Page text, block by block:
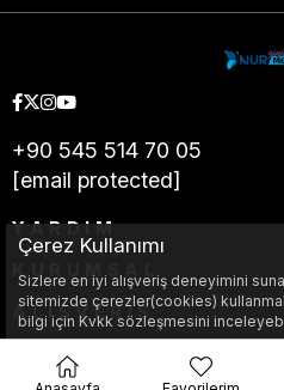
+90 545 514 70 05
[email protected]
YARDIM
ALIŞVERİŞ
Çerez Kullanımı
Sizlere en iyi alışveriş deneyimini
sitemizde çerezler(cookies)
bilgi için Kvkk sözleşmesini